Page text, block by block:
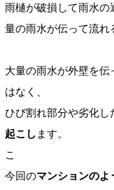
雨樋が破損して雨水
量の雨水が伝って流れ
大量の雨水が外壁を伝
はなく、
ひび割れ部分や劣化し
起こし ます。
こ
今回のマンションのよ